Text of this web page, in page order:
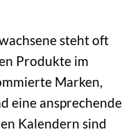
steht oft
Produkte im
Marken,
eine ansprechende
Kalendern sind